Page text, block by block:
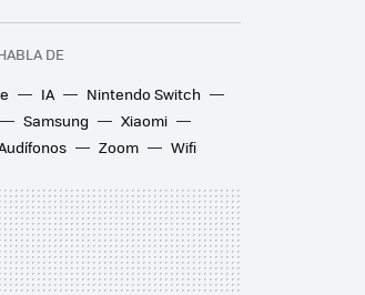
DE
IA
Nintendo Switch
Samsung
Xiaomi
Zoom Wifi